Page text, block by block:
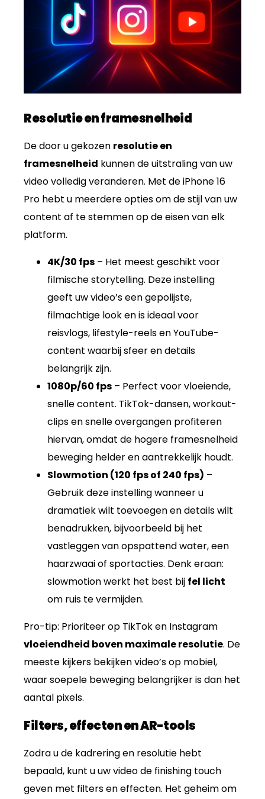
Resolutie en framesnelheid
De door u gekozen resolutie en
framesnelheid kunnen de uitstraling van uw
video volledig veranderen. Met de iPhone 16
Pro hebt u meerdere opties om de stijl van uw
content af te stemmen op de eisen van elk
platform.
4K/30 fps – Het meest geschikt voor
filmische storytelling. Deze instelling
geeft uw video’s een gepolijste,
filmachtige look en is ideaal voor
reisvlogs, lifestyle-reels en YouTube-
content waarbij sfeer en details
belangrijk zijn.
1080p/60 fps – Perfect voor vloeiende,
snelle content. TikTok-dansen, workout-
clips en snelle overgangen profiteren
hiervan, omdat de hogere framesnelheid
beweging helder en aantrekkelijk houdt.
Slowmotion (120 fps of 240 fps) –
Gebruik deze instelling wanneer u
dramatiek wilt toevoegen en details wilt
benadrukken, bijvoorbeeld bij het
vastleggen van opspattend water, een
haarzwaai of sportacties. Denk eraan:
slowmotion werkt het best bij fel licht
om ruis te vermijden.
Pro-tip: Prioriteer op TikTok en Instagram
vloeiendheid boven maximale resolutie. De
meeste kijkers bekijken video’s op mobiel,
waar soepele beweging belangrijker is dan het
aantal pixels.
Filters, effecten en AR-tools
Zodra u de kadrering en resolutie hebt
bepaald, kunt u uw video de finishing touch
geven met filters en effecten. Het geheim om